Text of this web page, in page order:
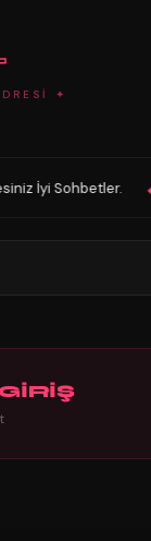
✦
Keyifli Eğlenceli